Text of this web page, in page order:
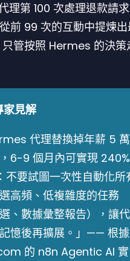
理第 100 次處理退款請求
前 99 次的互動中提煉
管按照 Hermes 的決策
見解
代理替換掉年薪 5 萬
6-9 個月內可實現 240%
不要試圖一次性自動化所
高頻、低複雜度的任務
、數據彙整報告），讓代
憶後再擴展。」—— 根據
的 n8n Agentic AI 實